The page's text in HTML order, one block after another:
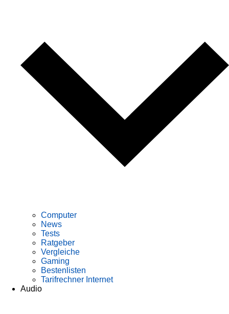
Computer
News
Tests
Ratgeber
Vergleiche
Gaming
Bestenlisten
Tarifrechner Internet
Audio